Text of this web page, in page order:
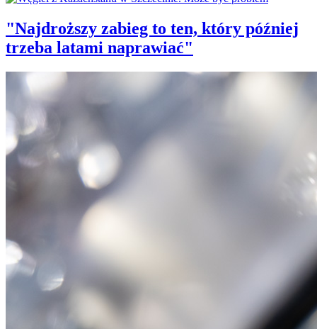
"Najdroższy zabieg to ten, który później
trzeba latami naprawiać"